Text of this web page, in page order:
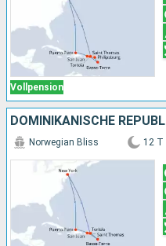
Vollpension
Norwegian Bliss 12 T